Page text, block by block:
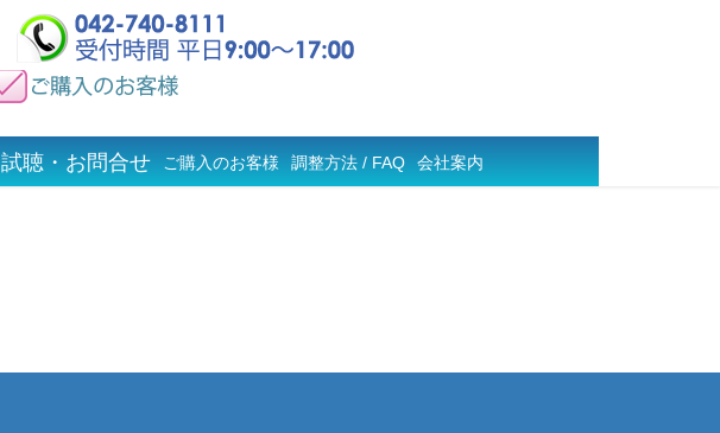
試聴・お問合せ ご購入のお客様 調整方法 / FAQ 会社案内